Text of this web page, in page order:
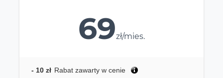
69zł/mies.
- 10 zł Rabat zawarty w cenie